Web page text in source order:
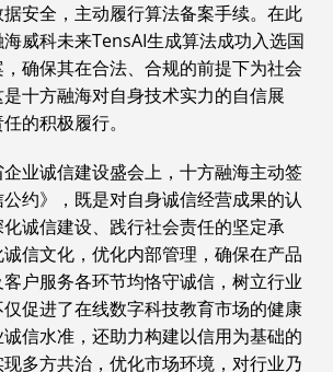
安全，主动履行算法备案手续。在此
威科未来TensAI生成算法成功入选国
确保其在合法、合规的前提下为社会
十方融海对自身技术实力的自信展
的积极履行。
业诚信建设盛会上，十方融海主动签
约》，既是对自身诚信经营成果的认
诚信建设、践行社会责任的坚定承
信文化，优化内部管理，确保在产品
户服务各环节均恪守诚信，树立行业
促进了在线数字科技教育市场的健康
信水准，还助力构建以信用为基础的
多方共治，优化市场环境，对行业乃